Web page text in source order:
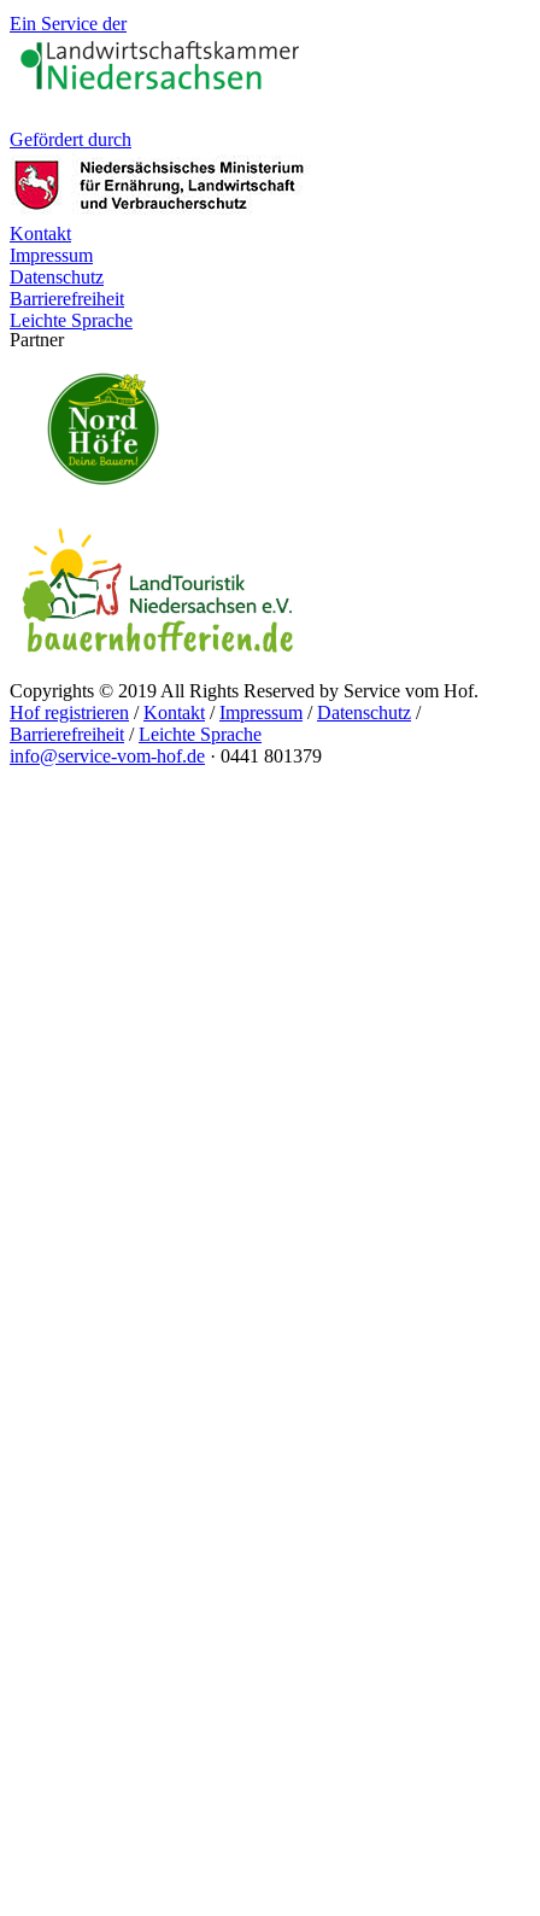
Ein Service der
Gefördert durch
Kontakt
Impressum
Datenschutz
Barrierefreiheit
Leichte Sprache
Partner
Copyrights © 2019 All Rights Reserved by Service vom Hof.
Hof registrieren /Kontakt /Impressum /Datenschutz /
Barrierefreiheit /Leichte Sprache
info@service-vom-hof.de · 0441 801379